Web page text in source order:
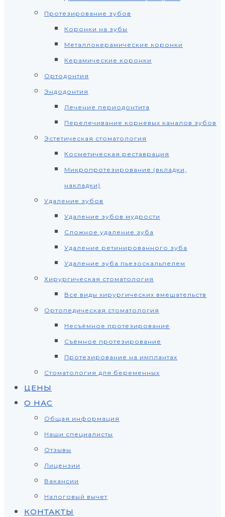
Протезирование зубов
Коронки на зубы
Металлокерамические коронки
Керамические коронки
Ортодонтия
Эндодонтия
Лечение периодонтита
Перелечивание корневых каналов зубов
Эстетическая стоматология
Косметическая реставрация
Микропротезирование (вкладки,
накладки)
Удаление зубов
Удаление зубов мудрости
Сложное удаление зуба
Удаление ретинированного зуба
Удаление зуба пьезоскальпелем
Хирургическая стоматология
Все виды хирургических вмешательств
Ортопедическая стоматология
Несъёмное протезирование
Съёмное протезирование
Протезирование на имплантах
Стоматология для беременных
ЦЕНЫ
О НАС
Общая информация
Наши специалисты
Отзывы
Лицензии
Вакансии
Налоговый вычет
КОНТАКТЫ